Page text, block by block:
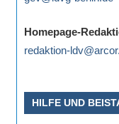
Homepage-
redaktion-
HILFE UND